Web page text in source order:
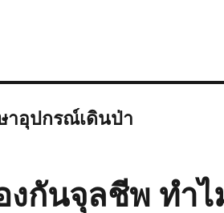
าอุปกรณ์เดินป่า
งกันจุลชีพ ทำ